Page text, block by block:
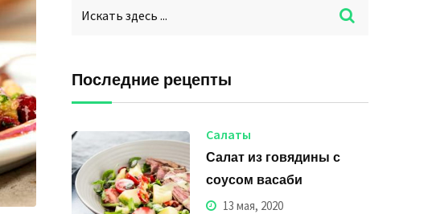
Последние рецепты
Салаты
Салат из говядины с
соусом васаби
13 мая, 2020